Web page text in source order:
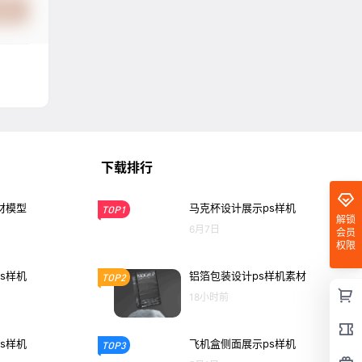
解锁
会员
权限
模型
样机
样机
下载排行
TOP1 马克杯设计展示ps样机
6月7日
TOP2 铝箔包装设计ps样机素材
18小时前
TOP3 飞机盒侧面展示ps样机